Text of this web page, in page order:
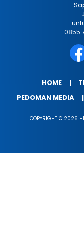
0855
HOME
PEDOMAN MEDIA
COPYRIGHT © 2026